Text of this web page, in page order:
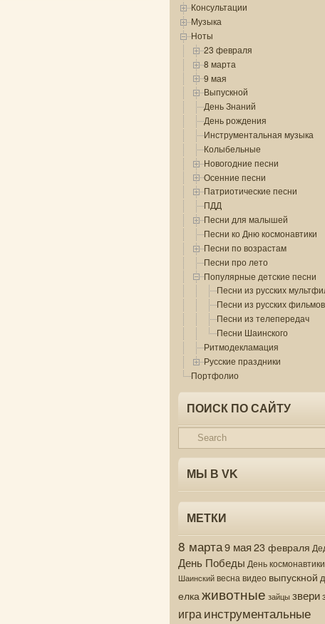
Консультации
Музыка
Ноты
23 февраля
8 марта
9 мая
Выпускной
День Знаний
День рождения
Инструментальная музыка
Колыбельные
Новогодние песни
Осенние песни
Патриотические песни
ПДД
Песни для малышей
Песни ко Дню космонавтики
Песни по возрастам
Песни про лето
Популярные детские песни
Песни из русских
Песни из русских фильмов
Песни из телепередач
Песни Шаинского
Ритмодекламация
Русские праздники
Портфолио
ПОИСК ПО САЙТУ
МЫ В VK
МЕТКИ
8 марта9 мая 23 февраля
День Победы День космонавтики
Шаинскийвесна видео выпускной
елка животные зайцы звери
игра инструментальные